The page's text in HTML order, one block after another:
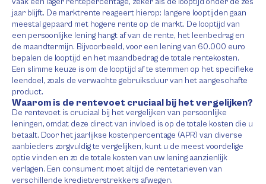
jaar blijft. De marktrente reageert hierop: langere looptijden gaan
meestal gepaard met hogere rente op de markt. De looptijd van
een persoonlijke lening hangt af van de rente, het leenbedrag en
de maandtermijn. Bijvoorbeeld, voor een lening van 60.000 euro
bepalen de looptijd en het maandbedrag de totale rentekosten.
Een slimme keuze is om de looptijd af te stemmen op het specifieke
leendoel, zoals de verwachte gebruiksduur van het aangeschafte
product.
Waarom is de rentevoet cruciaal bij het vergelijken?
De rentevoet is cruciaal bij het vergelijken van persoonlijke
leningen, omdat deze direct van invloed is op de totale kosten die u
betaalt. Door het jaarlijkse kostenpercentage (APR) van diverse
aanbieders zorgvuldig te vergelijken, kunt u de meest voordelige
optie vinden en zo de totale kosten van uw lening aanzienlijk
verlagen. Een consument moet altijd de rentetarieven van
verschillende kredietverstrekkers afwegen.